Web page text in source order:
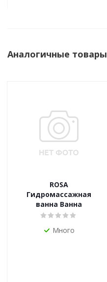
Аналогичные товары
ROSA
Гидромассажная
ванна Ванна
Много